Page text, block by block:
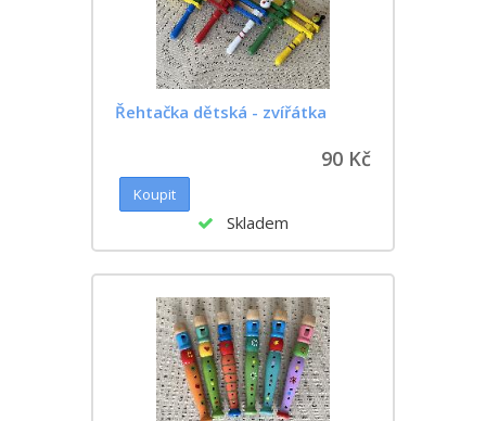
Řehtačka dětská - zvířátka
90 Kč
Skladem